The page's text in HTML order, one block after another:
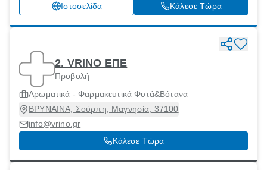
Ιστοσελίδα
Κάλεσε Τώρα
2. VRINO ΕΠΕ
Προβολή
Αρωματικά - Φαρμακευτικά Φυτά&Βότανα
ΒΡΥΝΑΙΝΑ, Σούρπη, Μαγνησία, 37100
info@vrino.gr
Κάλεσε Τώρα